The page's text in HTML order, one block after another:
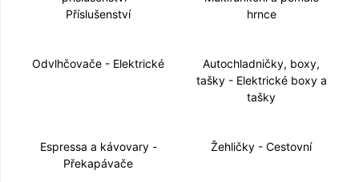
Příslušenství
hrnce
Odvlhčovače - Elektrické
Autochladničky, boxy,
tašky - Elektrické boxy a
tašky
Espressa a kávovary -
Překapávače
Žehličky - Cestovní